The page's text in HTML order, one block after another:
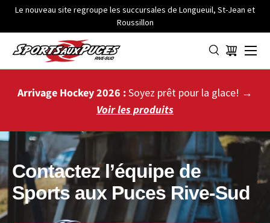
ALLER AU CONTENU
Le nouveau site regroupe les succursales de Longueuil, St-Jean et
Roussillon
Panier
Menu
Arrivage Hockey 2026 :Soyez prêt pour la glace! →
Voir les produits
Contactez l’équipe de
Sports aux Puces Rive-Sud